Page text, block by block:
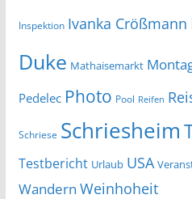
Inspektion Ivanka Crößmann
Duke Mathaisemarkt
Pedelec Photo Pool Reifen
Schriese Schriesheim
Testbericht Urlaub USA
Wandern Weinhoheit